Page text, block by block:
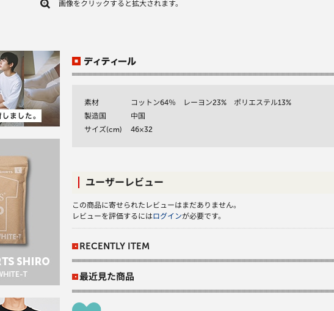
画像をクリックすると拡大されます。
素材
コットン64％ レーヨン23% ポリエステル13%
製造国
中国
サイズ(cm)
46×32
ユーザーレビュー
この商品に寄せられたレビューはまだありません。
レビューを評価するにはログインが必要です。
RECENTLY ITEM
最近見た商品